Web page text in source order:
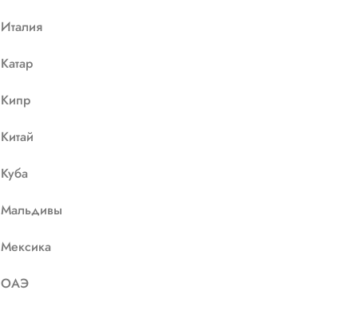
Италия
Катар
Кипр
Китай
Куба
Мальдивы
Мексика
ОАЭ